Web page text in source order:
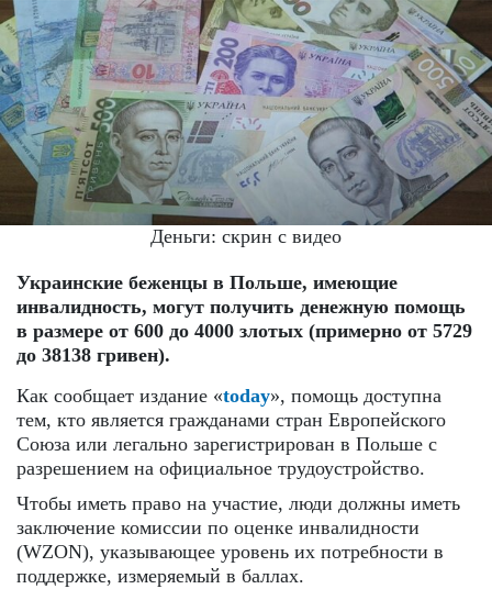
Деньги: скрин с видео
Украинские беженцы в Польше, имеющие
инвалидность, могут получить денежную помощь
в размере от 600 до 4000 злотых (примерно от 5729
до 38138 гривен).
Как сообщает издание «today», помощь доступна
тем, кто является гражданами стран Европейского
Союза или легально зарегистрирован в Польше с
разрешением на официальное трудоустройство.
Чтобы иметь право на участие, люди должны иметь
заключение комиссии по оценке инвалидности
(WZON), указывающее уровень их потребности в
поддержке, измеряемый в баллах.